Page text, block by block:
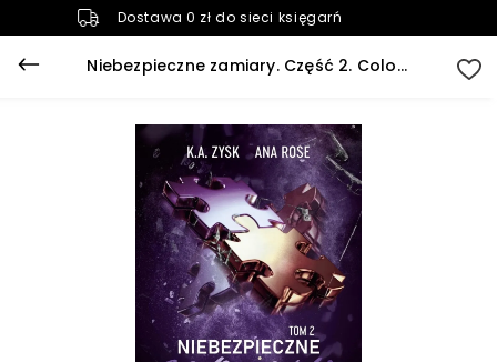
Dostawa 0 zł do sieci księgarń
Niebezpieczne zamiary. Część 2. Colombian mafia. Tom 3